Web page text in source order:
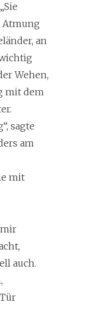
Atmung
an
Wehen,
mit dem
sagte
am
mit
mir
auch.